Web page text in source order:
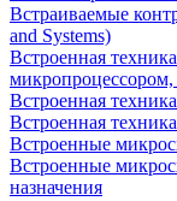
Встраиваемые
and Systems)
Встроенная
Встроенная
Встроенная
Встроенные
Встроенные
назначения